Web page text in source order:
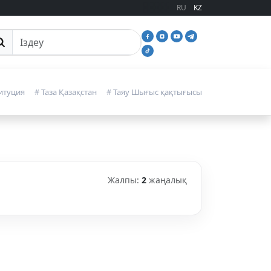
RU KZ
іздеу
# Таза Қазақстан # Таяу Шығыс қақтығысы
Жалпы: 2 жаңалық